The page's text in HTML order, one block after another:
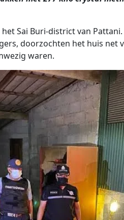
Sai Buri-district van
doorzochten het huis net
waren.